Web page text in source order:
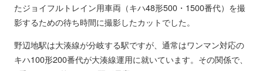
たジョイフルトレイン用車両（キハ48形500・1500番代）を撮
影するための待ち時間に撮影したカットでした。
野辺地駅は大湊線が分岐する駅ですが、通常はワンマン対応の
キハ100形200番代が大湊線運用に就いています。その関係で、